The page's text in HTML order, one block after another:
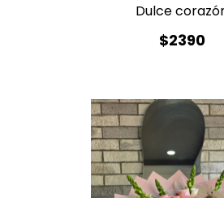
Dulce
$2390